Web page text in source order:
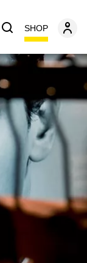
SHOP